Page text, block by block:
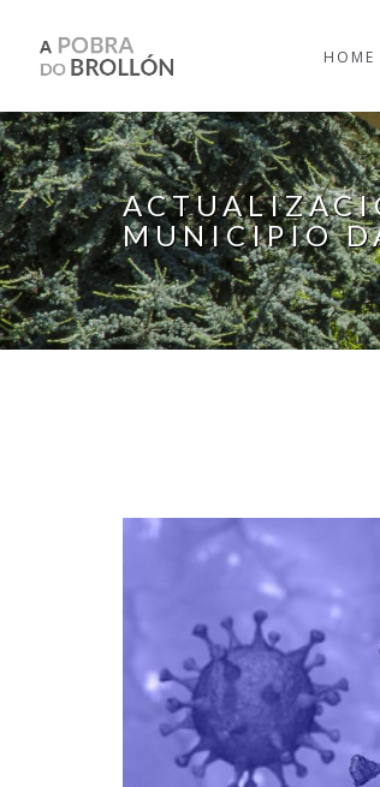
HOME
MUNICIPIO